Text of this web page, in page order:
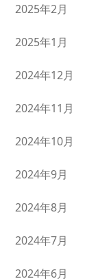
2025年2月
2025年1月
2024年12月
2024年11月
2024年10月
2024年9月
2024年8月
2024年7月
2024年6月